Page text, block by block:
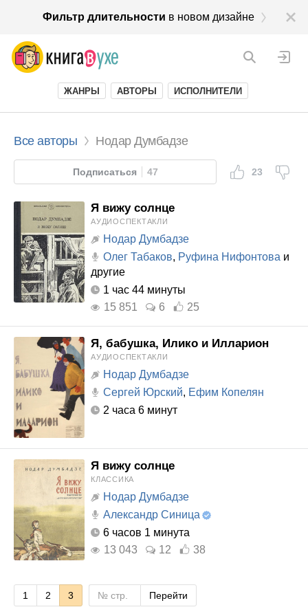
Фильтр длительности в новом дизайне
ЖАНРЫ АВТОРЫ ИСПОЛНИТЕЛИ
Все авторы Нодар Думбадзе
Подписаться 47 23
Я вижу солнце
АУДИОСПЕКТАКЛИ
Нодар Думбадзе
Олег Табаков, Руфина Нифонтова и
другие
1 час 44 минуты
15 851
6 25
Я, бабушка, Илико и Илларион
АУДИОСПЕКТАКЛИ
Нодар Думбадзе
Сергей Юрский, Ефим Копелян
2 часа 6 минут
Я вижу солнце
КЛАССИКА
Нодар Думбадзе
Александр Синица
6 часов 1 минута
13 043
12 38
1 2 3 Перейти